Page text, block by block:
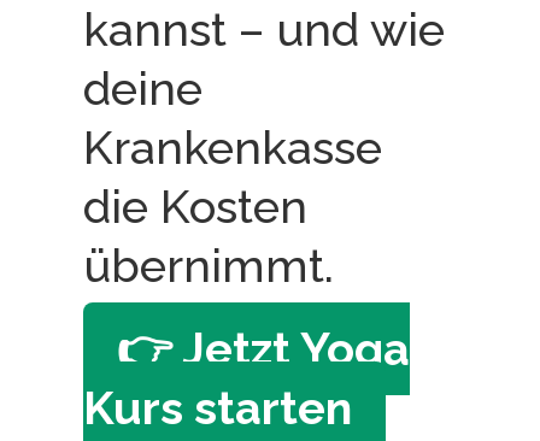
kannst – und wie
deine
Krankenkasse
die Kosten
übernimmt.
👉 Jetzt Yoga
Kurs starten